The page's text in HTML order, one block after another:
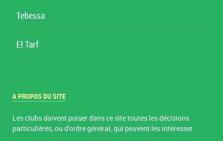
Tebessa
El Tarf
A PROPOS DU SITE
Les clubs doivent puiser dans ce site toutes les décisions
particulières, ou d’ordre général, qui peuvent les intéresser.